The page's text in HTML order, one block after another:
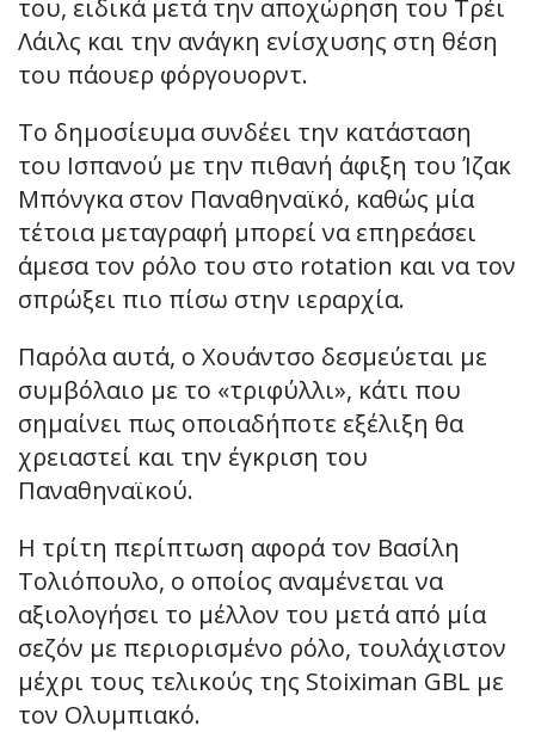
του, ειδικά μετά την αποχώρηση του Τρέι
Λάιλς και την ανάγκη ενίσχυσης στη θέση
του πάουερ φόργουορντ.
Το δημοσίευμα συνδέει την κατάσταση
του Ισπανού με την πιθανή άφιξη του Ίζακ
Μπόνγκα στον Παναθηναϊκό, καθώς μία
τέτοια μεταγραφή μπορεί να επηρεάσει
άμεσα τον ρόλο του στο rotation και να τον
σπρώξει πιο πίσω στην ιεραρχία.
Παρόλα αυτά, ο Χουάντσο δεσμεύεται με
συμβόλαιο με το «τριφύλλι», κάτι που
σημαίνει πως οποιαδήποτε εξέλιξη θα
χρειαστεί και την έγκριση του
Παναθηναϊκού.
Η τρίτη περίπτωση αφορά τον Βασίλη
Τολιόπουλο, ο οποίος αναμένεται να
αξιολογήσει το μέλλον του μετά από μία
σεζόν με περιορισμένο ρόλο, τουλάχιστον
μέχρι τους τελικούς της Stoiximan GBL με
τον Ολυμπιακό.